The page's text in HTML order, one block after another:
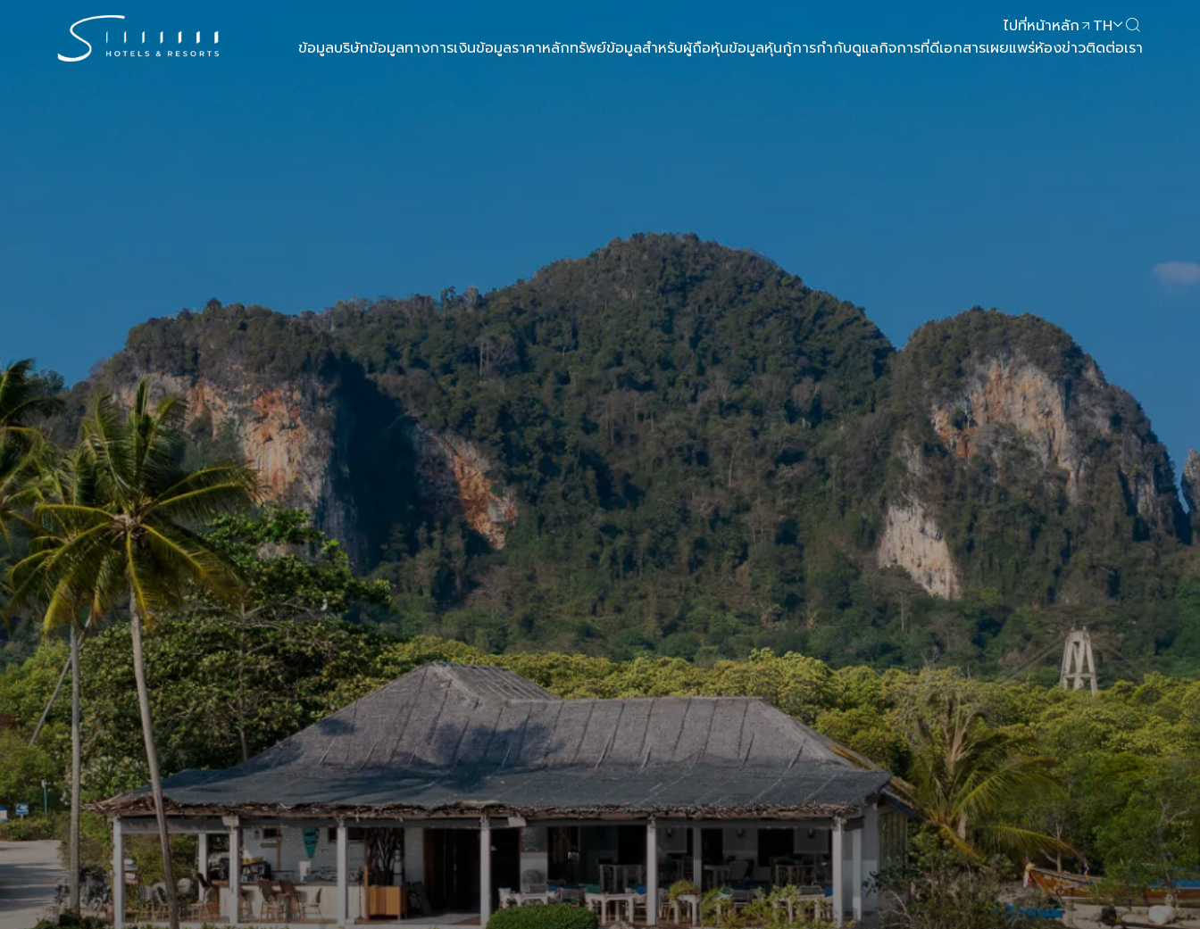
ไปที่หน้าหลัก
TH
ข้อมูลบริษัทข้อมูลทางการเงินข้อมูลราคาหลักทรัพย์ข้อมูลสำหรับผู้ถือหุ้นข้อมูลหุ้นกู้การกำกับดูแลกิจการที่ดีเอกสารเผยแพร่ห้องข่าวติดต่อเรา